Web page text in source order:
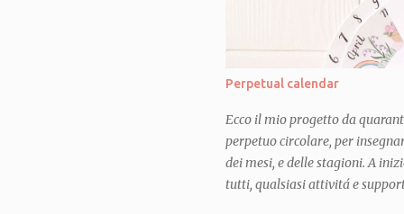
sacchetti e sacchettini, giri e
teglie appena uscite dal
per poter portare in modo
amici e mi sono chiesta: MA
Perpetual calendar
Ecco il mio progetto da
perpetuo circolare, per
dei mesi, e delle stagioni. A
tutti, qualsiasi attivitá e